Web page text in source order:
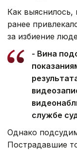
Как
ранее
за избиение
- Вина
службе
Однако
Пострадавшие